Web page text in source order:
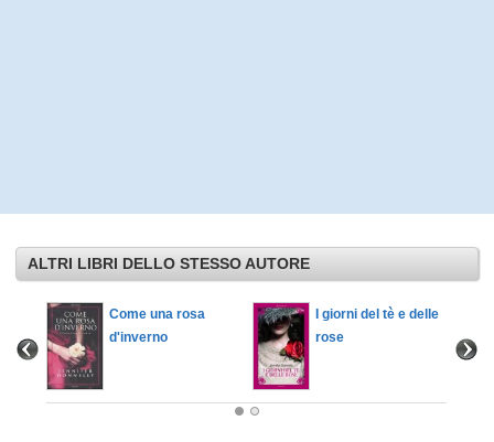
ALTRI LIBRI DELLO STESSO AUTORE
Come una rosa
d'inverno
I giorni del tè e delle
rose